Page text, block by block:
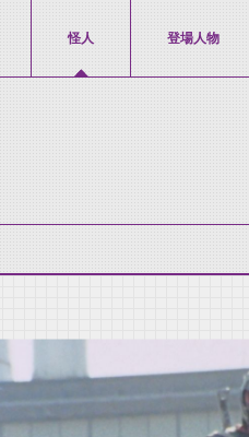
怪人 登場人物